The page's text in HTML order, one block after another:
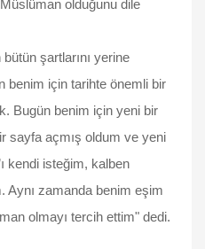
olduğunu dile
şartlarını yerine
benim için tarihte önemli bir
Bugün benim için yeni bir
sayfa açmış oldum ve yeni
kendi isteğim, kalben
Aynı zamanda benim eşim
olmayı tercih ettim" dedi.